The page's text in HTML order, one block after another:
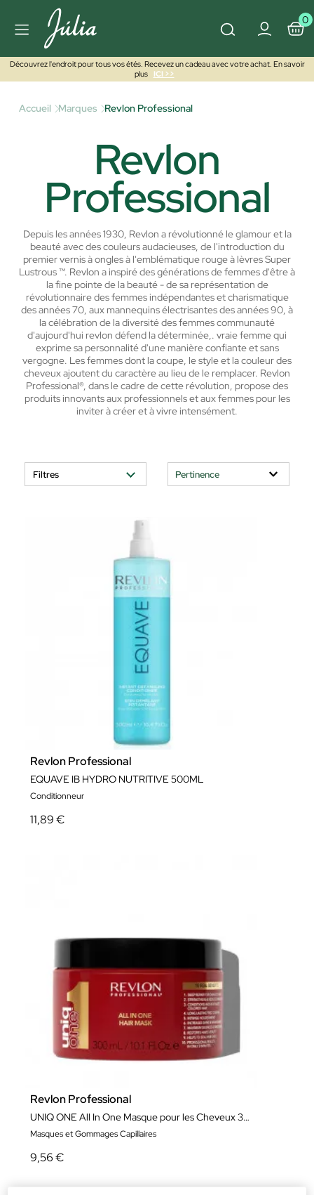
0
Découvrez l'endroit pour tous vos étés. Recevez un cadeau avec votre achat. En savoir
plus
ICI >>
Accueil Marques Revlon Professional
Revlon
Professional
Depuis les années 1930, Revlon a révolutionné le glamour et la
beauté avec des couleurs audacieuses, de l'introduction du
premier vernis à ongles à l'emblématique rouge à lèvres Super
Lustrous ™. Revlon a inspiré des générations de femmes d'être à
la fine pointe de la beauté - de sa représentation de
révolutionnaire des femmes indépendantes et charismatique
des années 70, aux mannequins électrisantes des années 90, à
la célébration de la diversité des femmes communauté
d'aujourd'hui revlon défend la déterminée,. vraie femme qui
exprime sa personnalité d'une manière confiante et sans
vergogne. Les femmes dont la coupe, le style et la couleur des
cheveux ajoutent du caractère au lieu de le remplacer. Revlon
Professional®, dans le cadre de cette révolution, propose des
produits innovants aux professionnels et aux femmes pour les
inviter à créer et à vivre intensément.
Filtres
Revlon Professional
EQUAVE IB HYDRO NUTRITIVE 500ML
Conditionneur
11,89 €
Revlon Professional
UNIQ ONE All In One Masque pour les Cheveux 300 ml
Masques et Gommages Capillaires
9,56 €